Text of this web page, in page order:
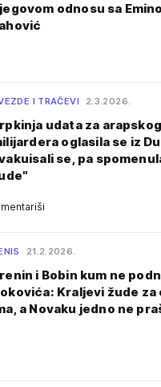
odnosu sa
I TRAČEVI 2.3.2026.
udata za arapskog
oglasila se iz
se, pa
21.2.2026.
i Bobin kum ne
Kraljevi žude za
a Novaku jedno ne